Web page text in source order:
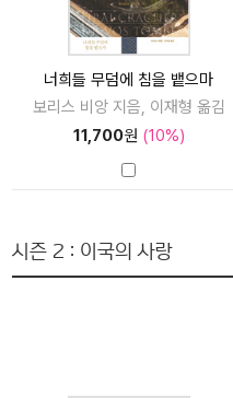
너희들 무덤에 침을 뱉으마
보리스 비앙 지음, 이재형 옮김
11,700원 (10%)
시즌 2 : 이국의 사랑